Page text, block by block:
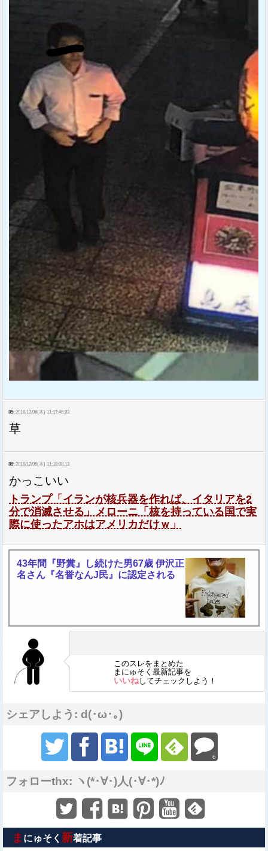
85: 2018/12/06(木) 11:17:46.93
草
86: 2018/12/06(木) 11:18:08.13
かっこいい
トランプ「イランが核兵器を作れば、イタリアを2
分で消滅させる」メローニ「核を持っている国で実
際に使ったアホはアメリカだけｗ」
43年間『野糞』し続けた男67歳 伊沢正
名さん『名誉なんJ民』に認定される
このスレをまとめた
まにゅそく最新記事を
いいねしてチェックしよう！
シェアしよう: d(･ω･｡)
6
フォローthx: ヽ(*･∀･)人(･∀･*)ﾉ
ま にゅそく 新着記事